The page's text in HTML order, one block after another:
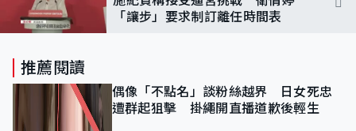
「讓步」要求制訂離任時間表
推薦閱讀
偶像「不點名」談粉絲越界 日女死忠
遭群起狙擊 掛繩開直播道歉後輕生